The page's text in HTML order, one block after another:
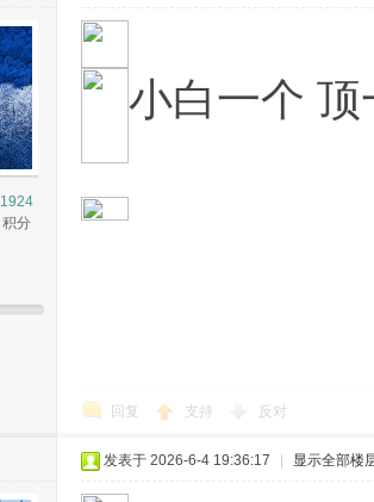
1924
积分
小白一个 顶
回复 支持 反对
发表于 2026-6-4 19:36:17 显示全部楼